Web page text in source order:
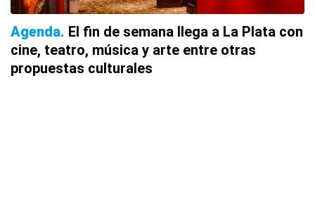
Agenda El fin de semana llega a La Plata con
cine, teatro, música y arte entre otras
propuestas culturales